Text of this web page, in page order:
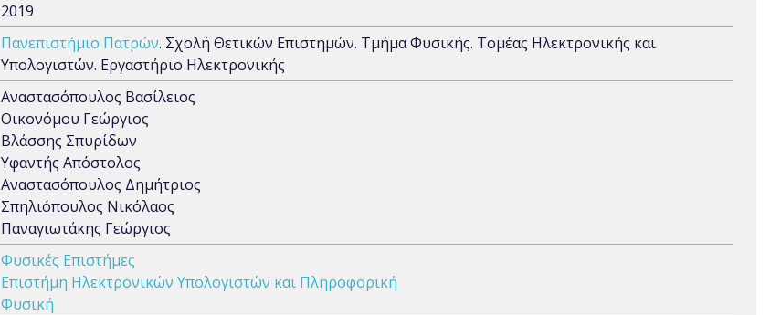
2019
Πανεπιστήμιο Πατρών. Σχολή Θετικών Επιστημών. Τμήμα Φυσικής. Τομέας Ηλεκτρονικής και
Υπολογιστών. Εργαστήριο Ηλεκτρονικής
Αναστασόπουλος Βασίλειος
Οικονόμου Γεώργιος
Βλάσσης Σπυρίδων
Υφαντής Απόστολος
Αναστασόπουλος Δημήτριος
Σπηλιόπουλος Νικόλαος
Παναγιωτάκης Γεώργιος
Φυσικές Επιστήμες
Επιστήμη Ηλεκτρονικών Υπολογιστών και Πληροφορική
Φυσική